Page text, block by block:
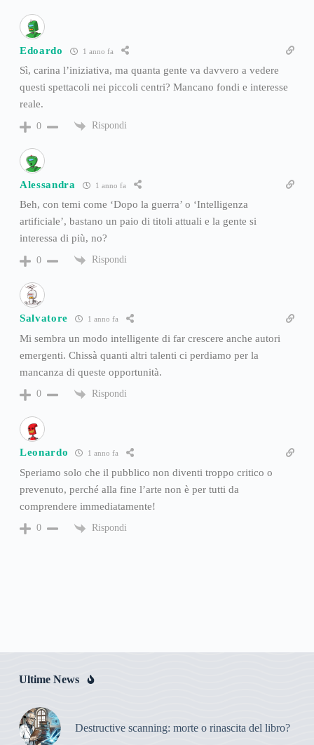
Edoardo 1 anno fa
Sì, carina l’iniziativa, ma quanta gente va davvero a vedere
questi spettacoli nei piccoli centri? Mancano fondi e interesse
reale.
0 Rispondi
Alessandra 1 anno fa
Beh, con temi come ‘Dopo la guerra’ o ‘Intelligenza
artificiale’, bastano un paio di titoli attuali e la gente si
interessa di più, no?
0 Rispondi
Salvatore 1 anno fa
Mi sembra un modo intelligente di far crescere anche autori
emergenti. Chissà quanti altri talenti ci perdiamo per la
mancanza di queste opportunità.
0 Rispondi
Leonardo 1 anno fa
Speriamo solo che il pubblico non diventi troppo critico o
prevenuto, perché alla fine l’arte non è per tutti da
comprendere immediatamente!
0 Rispondi
Ultime News
Destructive scanning: morte o rinascita del libro?